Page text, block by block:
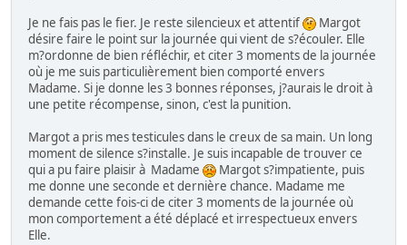
Je ne fais pas le fier. Je reste silencieux et attentif
Margot
désire faire le point sur la journée qui vient de s?écouler. Elle
m?ordonne de bien réfléchir, et citer 3 moments de la journée
où je me suis particulièrement bien comporté envers
Madame. Si je donne les 3 bonnes réponses, j?aurais le droit à
une petite récompense, sinon, c'est la punition.
Margot a pris mes testicules dans le creux de sa main. Un long
moment de silence s?installe. Je suis incapable de trouver ce
qui a pu faire plaisir à Madame
Margot s?impatiente, puis
me donne une seconde et dernière chance. Madame me
demande cette fois-ci de citer 3 moments de la journée où
mon comportement a été déplacé et irrespectueux envers
Elle.